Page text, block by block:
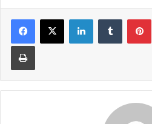
LinkedInTumblr
Print